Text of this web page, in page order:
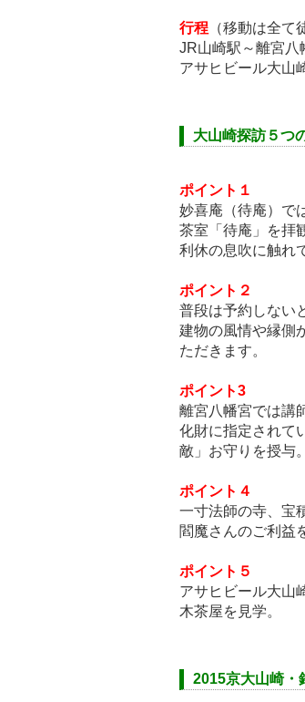
行程 （移動は全て
JR山崎駅～離宮八
アサヒビール大山
大山崎探訪５つ
ポイント１
妙喜庵（待庵）で
茶室「待庵」を拝
利休の息吹に触れ
ポイント２
普段は予約しない
建物の風情や縁側
ただきます。
ポイント3
離宮八幡宮では講
化財に指定されて
敵」お守りを授与。
ポイント４
一寸法師の寺、宝
閻魔さんのご利益
ポイント５
アサヒビール大山
木茶屋を見学。
2015京大山崎・